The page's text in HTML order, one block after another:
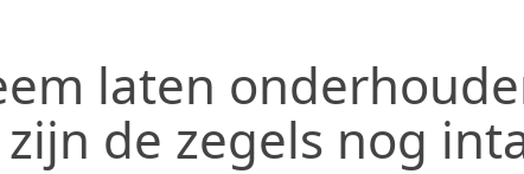
laten
de zegels nog